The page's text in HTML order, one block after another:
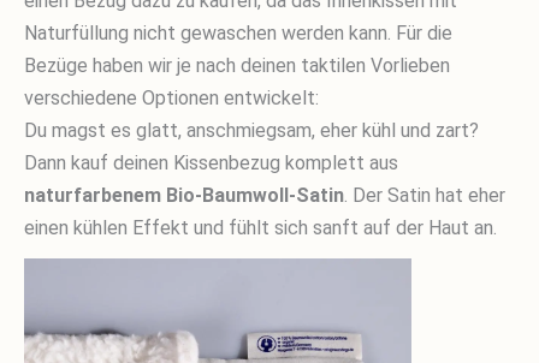
Naturfüllung nicht gewaschen werden kann. Für die
Bezüge haben wir je nach deinen taktilen Vorlieben
verschiedene Optionen entwickelt:
Du magst es glatt, anschmiegsam, eher kühl und zart?
Dann kauf deinen Kissenbezug komplett aus
naturfarbenem Bio-Baumwoll-Satin . Der Satin hat eher
einen kühlen Effekt und fühlt sich sanft auf der Haut an.